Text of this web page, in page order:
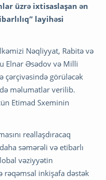
üzrə ixtisaslaşan ən
layihəsi
Nəqliyyat, Rabitə və
Elnar Əsədov və Milli
çərçivəsində görüləcək
məlumatlar verilib.
Etimad Sxeminin
reallaşdıracaq
səmərəli və etibarlı
vəziyyətin
rəqəmsal inkişafa dəstək